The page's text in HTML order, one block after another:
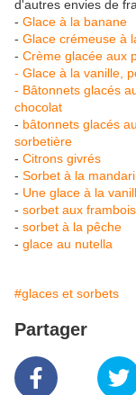
d'autres envies de
- Glace à la banane
- Glace crémeuse à
- Crème glacée aux
- Glace à la vanille,
- Bâtonnets glacés
chocolat
- bâtonnets glacés
sorbetière
- Citrons givrés
- Sorbet à la
- Une glace à la
- sorbet aux
- sorbet à la pêche
- glace au nutella
#glaces et sorbets
Partager